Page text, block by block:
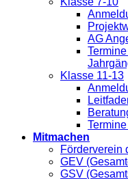
AG
Klasse 11-13
Mitmachen
Förderverein
GEV
GSV